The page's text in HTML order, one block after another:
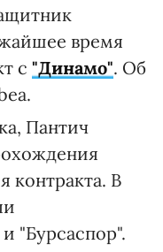
время
с "Динамо". Об
Пантич
контракта. В
"Бурсаспор".